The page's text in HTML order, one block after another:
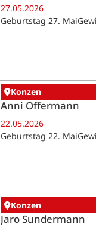
27.05.2026
Geburtstag 27.
Konzen
Anni Offermann
22.05.2026
Geburtstag 22.
Konzen
Jaro Sundermann